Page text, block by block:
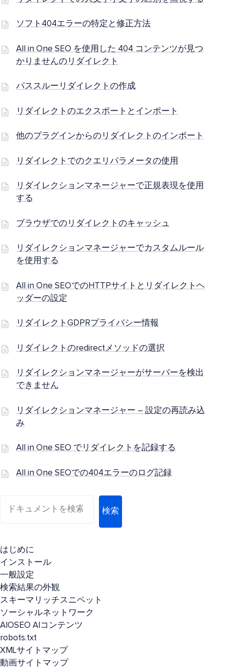
ソフト404エラーの特定と修正方法
All in One SEO を使用した 404 コンテンツが見つ
かりませんのリダイレクト
パススルーリダイレクトの作成
リダイレクトのエクスポートとインポート
他のプラグインからのリダイレクトのインポート
リダイレクトでのクエリパラメータの使用
リダイレクションマネージャーで正規表現を使用
する
ブラウザでのリダイレクトのキャッシュ
リダイレクションマネージャーでカスタムルール
を使用する
All in One SEOでのHTTPサイトとリダイレクトヘ
ッダーの設定
リダイレクトGDPRプライバシー情報
リダイレクトのredirectメソッドの選択
リダイレクションマネージャーがサーバーを検出
できません
リダイレクションマネージャー – 設定の再読み込
み
All in One SEO でリダイレクトを記録する
All in One SEOでの404エラーのログ記録
検索
はじめに
インストール
一般設定
検索結果の外観
スキーマリッチスニペット
ソーシャルネットワーク
AIOSEO AIコンテンツ
robots.txt
XMLサイトマップ
動画サイトマップ